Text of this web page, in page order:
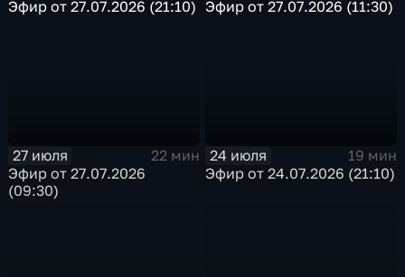
Эфир от 27.07.2026 (21:10) Эфир от 27.07.2026 (11:30)
27 июля
22 мин
Эфир от 27.07.2026
(09:30)
24 июля
19 мин
Эфир от 24.07.2026 (21:10)